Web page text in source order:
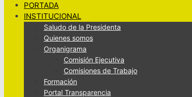
PORTADA
INSTITUCIONAL
Saludo de la Presidenta
Quienes somos
Organigrama
Comisión Ejecutiva
Comisiones de Trabajo
Formación
Portal Transparencia